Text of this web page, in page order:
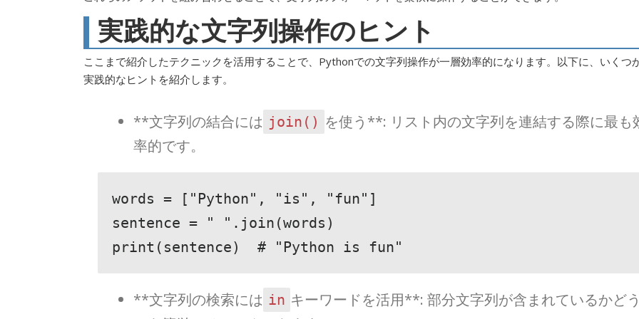
実践的な文字列操作のヒント
ここまで紹介したテクニックを活用することで、Pythonでの文字列操作が一層効率的になります。以下に、いくつ
実践的なヒントを紹介します。
**文字列の結合には join() を使う**: リスト内の文字列を連結する際に最も
率的です。
words = ["Python", "is", "fun"]
sentence = " ".join(words)
print(sentence)  # "Python is fun"
**文字列の検索には in キーワードを活用**: 部分文字列が含まれているかどう